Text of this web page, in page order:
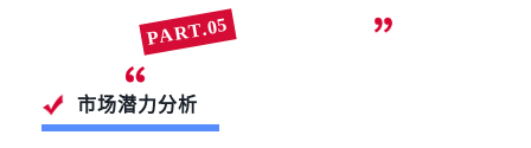
PART.05
市场潜力分析